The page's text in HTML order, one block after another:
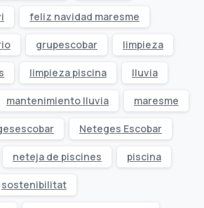
feliz navidad maresme
grupescobar limpieza
limpieza piscina lluvia
mantenimiento lluvia maresme
Neteges Escobar
neteja de piscines piscina
sostenibilitat